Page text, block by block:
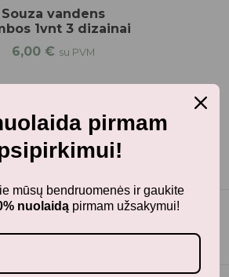
Souza vandens
1vnt 3 dizainai
6,00 € su PVM
pirmam
mūsų bendruomenės ir gaukite
nuolaidą pirmam užsakymui!